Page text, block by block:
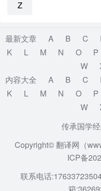
Z
最新文章 A B C
K
L M N O P
W
内容大全
A B C
K
L M N O P
W
传承国学
Copyright© 翻译网（
ICP备
联系电话